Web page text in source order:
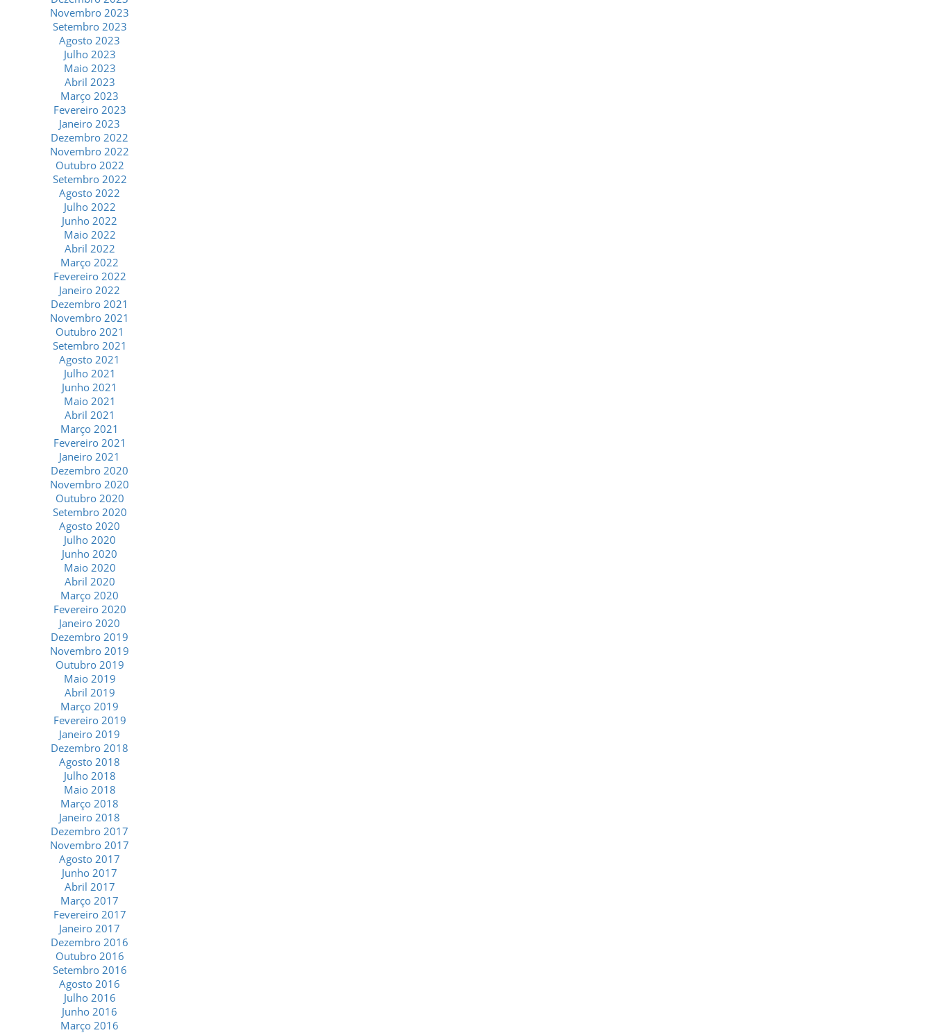
Novembro 2023
Setembro 2023
Agosto 2023
Julho 2023
Maio 2023
Abril 2023
Março 2023
Fevereiro 2023
Janeiro 2023
Dezembro 2022
Novembro 2022
Outubro 2022
Setembro 2022
Agosto 2022
Julho 2022
Junho 2022
Maio 2022
Abril 2022
Março 2022
Fevereiro 2022
Janeiro 2022
Dezembro 2021
Novembro 2021
Outubro 2021
Setembro 2021
Agosto 2021
Julho 2021
Junho 2021
Maio 2021
Abril 2021
Março 2021
Fevereiro 2021
Janeiro 2021
Dezembro 2020
Novembro 2020
Outubro 2020
Setembro 2020
Agosto 2020
Julho 2020
Junho 2020
Maio 2020
Abril 2020
Março 2020
Fevereiro 2020
Janeiro 2020
Dezembro 2019
Novembro 2019
Outubro 2019
Maio 2019
Abril 2019
Março 2019
Fevereiro 2019
Janeiro 2019
Dezembro 2018
Agosto 2018
Julho 2018
Maio 2018
Março 2018
Janeiro 2018
Dezembro 2017
Novembro 2017
Agosto 2017
Junho 2017
Abril 2017
Março 2017
Fevereiro 2017
Janeiro 2017
Dezembro 2016
Outubro 2016
Setembro 2016
Agosto 2016
Julho 2016
Junho 2016
Março 2016